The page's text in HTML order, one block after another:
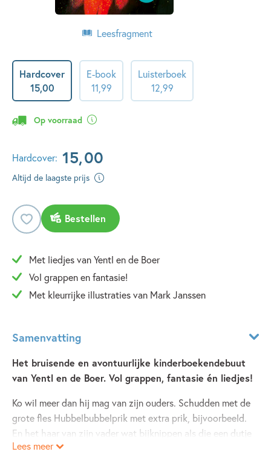
Leesfragment
Hardcover
15,00
E-book
11 99
Luisterboek
12 99
Op voorraad
Hardcover: 15,00
Altijd de laagste prijs
Bestellen
Met liedjes van Yentl en de Boer
Vol grappen en fantasie!
Met kleurrijke illustraties van Mark Janssen
Samenvatting
Het bruisende en avontuurlijke kinderboekendebuut
van Yentl en de Boer. Vol grappen, fantasie én liedjes!
Ko wil meer dan hij mag van zijn ouders. Schudden met de
grote fles Hubbelbubbelprik met extra prik, bijvoorbeeld.
En het haar van zijn vader wat bijknippen als die een dutje
doet. Als Ko voor straf naar zijn kamer wordt gestuurd,
Lees meer